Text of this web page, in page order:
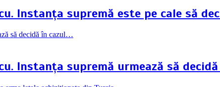
Instanța supremă este pe cale să
Instanța supremă urmează să